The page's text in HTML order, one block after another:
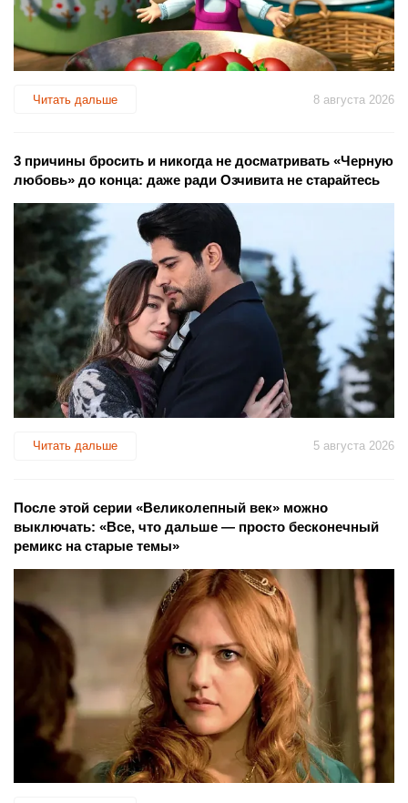
Читать дальше 8 августа 2026
3 причины бросить и никогда не досматривать «Черную
любовь» до конца: даже ради Озчивита не старайтесь
Читать дальше 5 августа 2026
После этой серии «Великолепный век» можно
выключать: «Все, что дальше — просто бесконечный
ремикс на старые темы»